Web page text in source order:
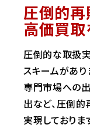
圧倒的再
高価買取
圧倒的な取扱
スキームがあり
専門市場への
出など、圧倒
実現しておりま